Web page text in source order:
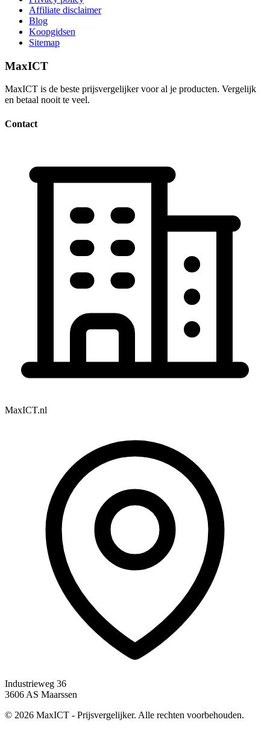
Affiliate disclaimer
Blog
Koopgidsen
Sitemap
MaxICT
MaxICT is de beste prijsvergelijker voor al je producten. Vergelijk
en betaal nooit te veel.
Contact
MaxICT.nl
Industrieweg 36
3606 AS Maarssen
© 2026 MaxICT - Prijsvergelijker. Alle rechten voorbehouden.